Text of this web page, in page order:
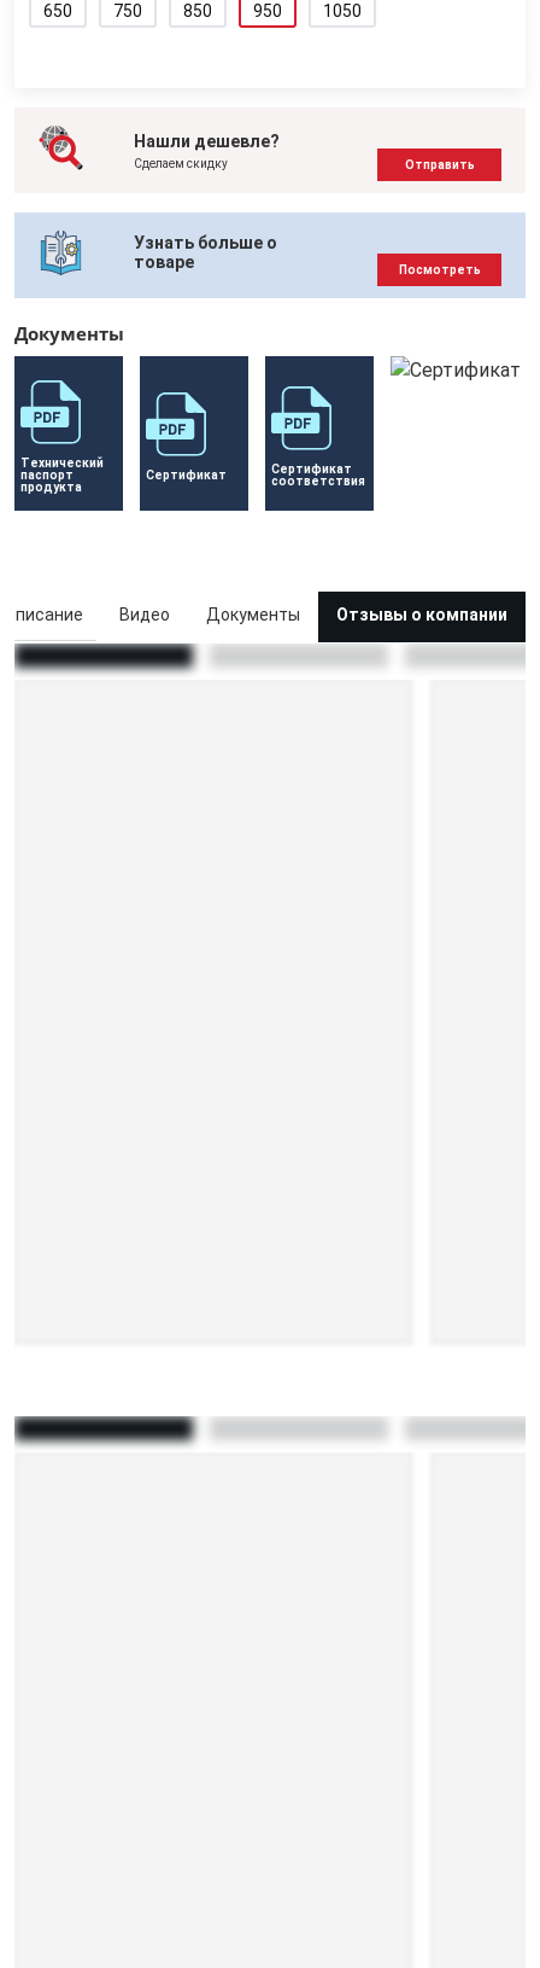
650 750 850 950 1050
Нашли дешевле?
Сделаем скидку Отправить
Узнать больше о
товаре
Посмотреть
Документы
Технический
паспорт
продукта
Сертификат
Сертификат
соответствия
Описание Видео Документы Отзывы о компании